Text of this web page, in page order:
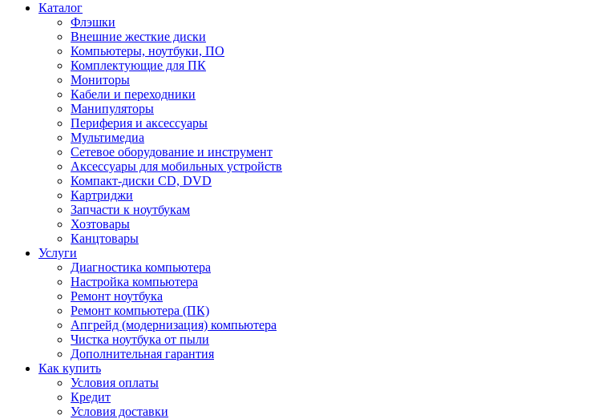
Каталог
Флэшки
Внешние жесткие диски
Компьютеры, ноутбуки, ПО
Комплектующие для ПК
Мониторы
Кабели и переходники
Манипуляторы
Периферия и аксессуары
Мультимедиа
Сетевое оборудование и инструмент
Аксессуары для мобильных устройств
Компакт-диски CD, DVD
Картриджи
Запчасти к ноутбукам
Хозтовары
Канцтовары
Услуги
Диагностика компьютера
Настройка компьютера
Ремонт ноутбука
Ремонт компьютера (ПК)
Апгрейд (модернизация) компьютера
Чистка ноутбука от пыли
Дополнительная гарантия
Как купить
Условия оплаты
Кредит
Условия доставки